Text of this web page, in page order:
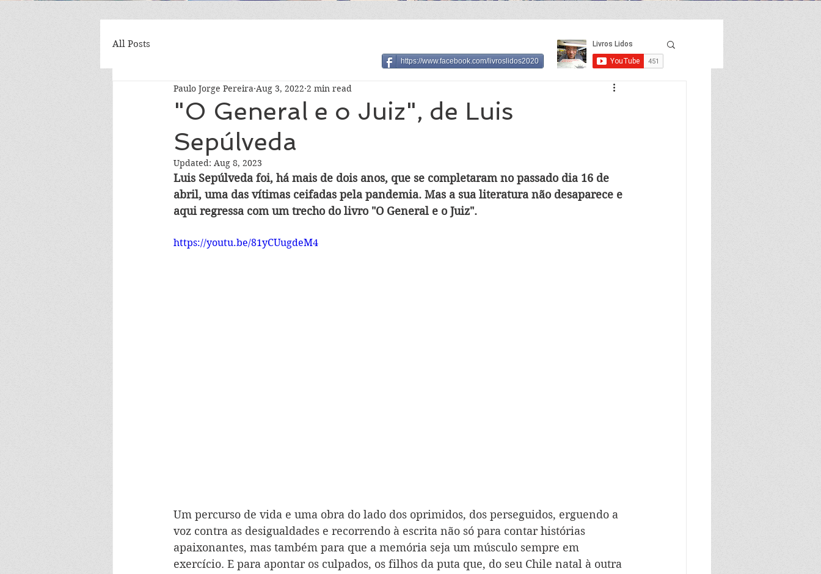
All Posts
"O General e o Juiz", de Luis
Sepúlveda
Paulo Jorge Pereira Aug 3, 2022 2 min read
Updated: Aug 8, 2023
Luis Sepúlveda foi, há mais de dois anos, que se completaram no passado dia 16 de
abril, uma das vítimas ceifadas pela pandemia. Mas a sua literatura não desaparece e
aqui regressa com um trecho do livro "O General e o Juiz".
https://youtu.be/81yCUugdeM4
Um percurso de vida e uma obra do lado dos oprimidos, dos perseguidos, erguendo a
voz contra as desigualdades e recorrendo à escrita não só para contar histórias
apaixonantes, mas também para que a memória seja um músculo sempre em
exercício. E para apontar os culpados, os filhos da puta que, do seu Chile natal à outra
https://www.facebook.com/livroslidos2020